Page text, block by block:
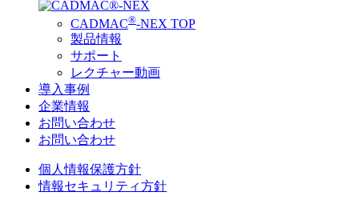
CADMAC®-NEX TOP
製品情報
サポート
レクチャー動画
導入事例
企業情報
お問い合わせ
お問い合わせ
個人情報保護方針
情報セキュリティ方針